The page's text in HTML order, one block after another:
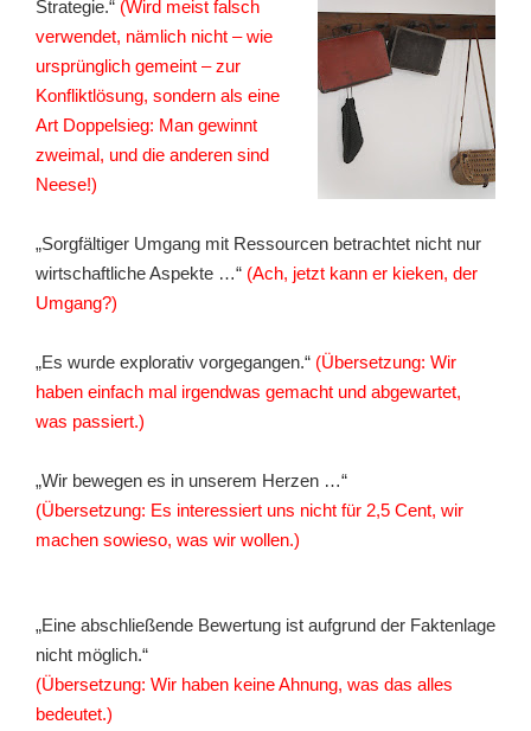
Strategie.“ (Wird meist falsch
verwendet, nämlich nicht – wie
ursprünglich gemeint – zur
Konfliktlösung, sondern als eine
Art Doppelsieg: Man gewinnt
zweimal, und die anderen sind
Neese!)
„Sorgfältiger Umgang mit Ressourcen betrachtet nicht nur
wirtschaftliche Aspekte …“ (Ach, jetzt kann er kieken, der
Umgang?)
„Es wurde explorativ vorgegangen.“ (Übersetzung: Wir
haben einfach mal irgendwas gemacht und abgewartet,
was passiert.)
„Wir bewegen es in unserem Herzen …“
(Übersetzung: Es interessiert uns nicht für 2,5 Cent, wir
machen sowieso, was wir wollen.)
„Eine abschließende Bewertung ist aufgrund der Faktenlage
nicht möglich.“
(Übersetzung: Wir haben keine Ahnung, was das alles
bedeutet.)